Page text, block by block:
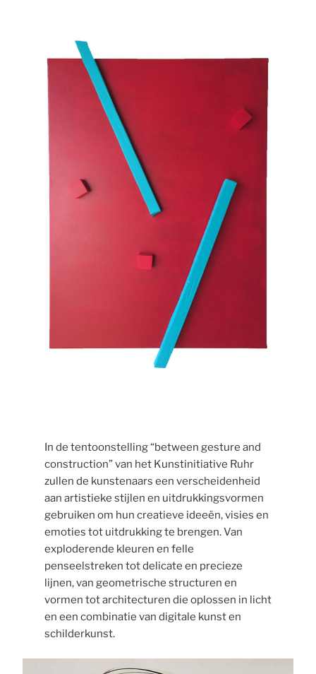
In de tentoonstelling “between gesture and
construction” van het Kunstinitiative Ruhr
zullen de kunstenaars een verscheidenheid
aan artistieke stijlen en uitdrukkingsvormen
gebruiken om hun creatieve ideeën, visies en
emoties tot uitdrukking te brengen. Van
exploderende kleuren en felle
penseelstreken tot delicate en precieze
lijnen, van geometrische structuren en
vormen tot architecturen die oplossen in licht
en een combinatie van digitale kunst en
schilderkunst.